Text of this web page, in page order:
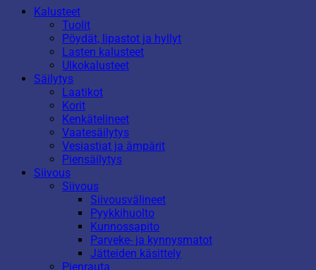
Kalusteet
Tuolit
Pöydät, lipastot ja hyllyt
Lasten kalusteet
Ulkokalusteet
Säilytys
Laatikot
Korit
Kenkätelineet
Vaatesäilytys
Vesiastiat ja ämpärit
Piensäilytys
Siivous
Siivous
Siivousvälineet
Pyykkihuolto
Kunnossapito
Parveke- ja kynnysmatot
Jätteiden käsittely
Pienrauta